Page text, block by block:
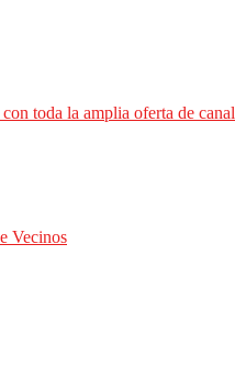
toda la amplia oferta de
Vecinos